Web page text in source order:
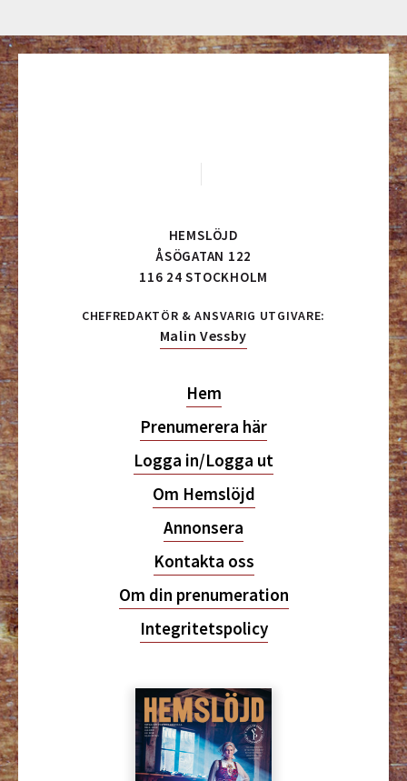
HEMSLÖJD
ÅSÖGATAN 122
116 24 STOCKHOLM
CHEFREDAKTÖR & ANSVARIG UTGIVARE:
Malin Vessby
Hem
Prenumerera här
Logga in/Logga ut
Om Hemslöjd
Annonsera
Kontakta oss
Om din prenumeration
Integritetspolicy